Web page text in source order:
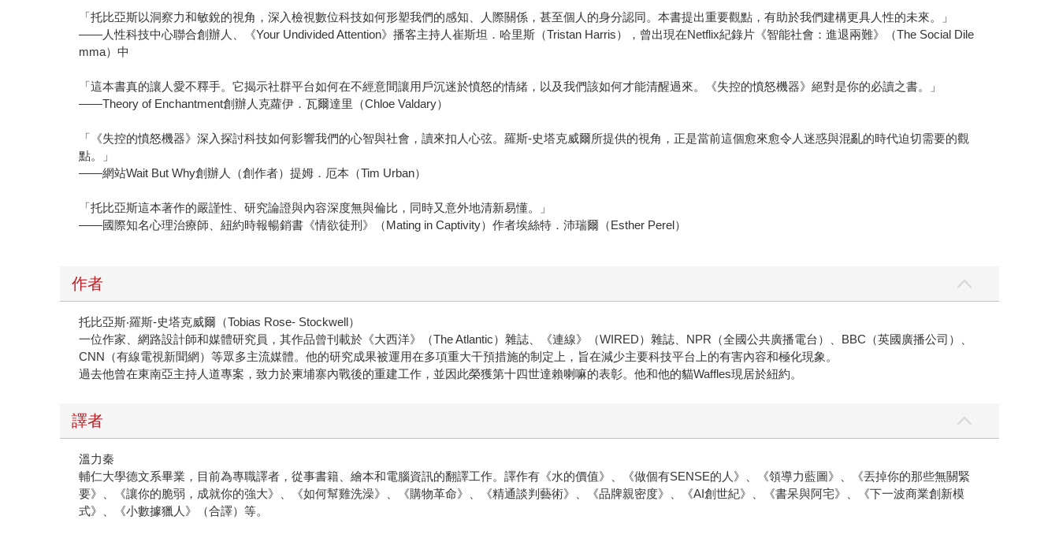
「托比亞斯以洞察力和敏銳的視角，深入檢視數位科技如何形塑我們的感知、人際關係，甚至個人的身分認同。本書提出重要觀點，有助於我們建構更具人性的未來。」
——人性科技中心聯合創辦人、《Your Undivided Attention》播客主持人崔斯坦．哈里斯（Tristan Harris），曾出現在Netflix紀錄片《智能社會：進退兩難》（The Social Dile
mma）中
「這本書真的讓人愛不釋手。它揭示社群平台如何在不經意間讓用戶沉迷於憤怒的情緒，以及我們該如何才能清醒過來。《失控的憤怒機器》絕對是你的必讀之書。」
——Theory of Enchantment創辦人克蘿伊．瓦爾達里（Chloe Valdary）
「《失控的憤怒機器》深入探討科技如何影響我們的心智與社會，讀來扣人心弦。羅斯-史塔克威爾所提供的視角，正是當前這個愈來愈令人迷惑與混亂的時代迫切需要的觀
點。」
——網站Wait But Why創辦人（創作者）提姆．厄本（Tim Urban）
「托比亞斯這本著作的嚴謹性、研究論證與內容深度無與倫比，同時又意外地清新易懂。」
——國際知名心理治療師、紐約時報暢銷書《情欲徒刑》（Mating in Captivity）作者埃絲特．沛瑞爾（Esther Perel）
作者
托比亞斯‧羅斯-史塔克威爾（Tobias Rose- Stockwell）
一位作家、網路設計師和媒體研究員，其作品曾刊載於《大西洋》（The Atlantic）雜誌、《連線》（WIRED）雜誌、NPR（全國公共廣播電台）、BBC（英國廣播公司）、
CNN（有線電視新聞網）等眾多主流媒體。他的研究成果被運用在多項重大干預措施的制定上，旨在減少主要科技平台上的有害內容和極化現象。
過去他曾在東南亞主持人道專案，致力於柬埔寨內戰後的重建工作，並因此榮獲第十四世達賴喇嘛的表彰。他和他的貓Waffles現居於紐約。
譯者
溫力秦
輔仁大學德文系畢業，目前為專職譯者，從事書籍、繪本和電腦資訊的翻譯工作。譯作有《水的價值》、《做個有SENSE的人》、《領導力藍圖》、《丟掉你的那些無關緊
要》、《讓你的脆弱，成就你的強大》、《如何幫雞洗澡》、《購物革命》、《精通談判藝術》、《品牌親密度》、《AI創世紀》、《書呆與阿宅》、《下一波商業創新模
式》、《小數據獵人》（合譯）等。